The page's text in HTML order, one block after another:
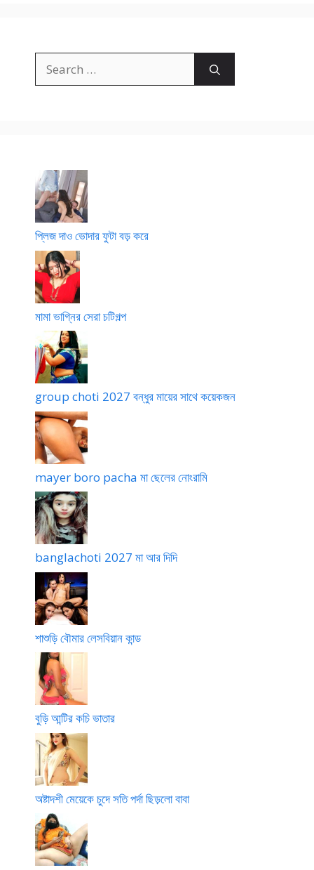
for:
প্লিজ দাও ভোদার ফুটা বড় করে
মামা ভাগ্নির সেরা চটিগল্প
group choti 2027 বন্ধুর মায়ের সাথে কয়েকজন
mayer boro pacha মা ছেলের নোংরামি
banglachoti 2027 মা আর দিদি
শাশুড়ি বৌমার লেসবিয়ান কান্ড
বুড়ি আন্টির কচি ভাতার
অষ্টাদশী মেয়েকে চুদে সতি পর্দা ছিড়লো বাবা